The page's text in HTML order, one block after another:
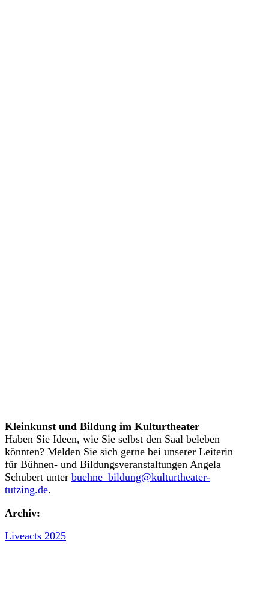
Kleinkunst und Bildung im Kulturtheater
Haben Sie Ideen, wie Sie selbst den Saal beleben
könnten? Melden Sie sich gerne bei unserer Leiterin
für Bühnen- und Bildungsveranstaltungen Angela
Schubert unter buehne_bildung@kulturtheater-
tutzing.de.
Archiv:
Liveacts 2025